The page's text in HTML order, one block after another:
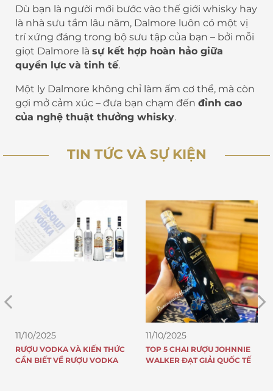
Dù bạn là người mới bước vào thế giới whisky hay
là nhà sưu tầm lâu năm, Dalmore luôn có một vị
trí xứng đáng trong bộ sưu tập của bạn – bởi mỗi
giọt Dalmore là sự kết hợp hoàn hảo giữa
quyền lực và tinh tế.
Một ly Dalmore không chỉ làm ấm cơ thể, mà còn
gợi mở cảm xúc – đưa bạn chạm đến đỉnh cao
của nghệ thuật thưởng whisky.
TIN TỨC VÀ SỰ KIỆN
11/10/2025
RƯỢU VODKA VÀ KIẾN THỨC
CẦN BIẾT VỀ RƯỢU VODKA
11/10/2025
TOP 5 CHAI RƯỢU JOHNNIE
WALKER ĐẠT GIẢI QUỐC TẾ